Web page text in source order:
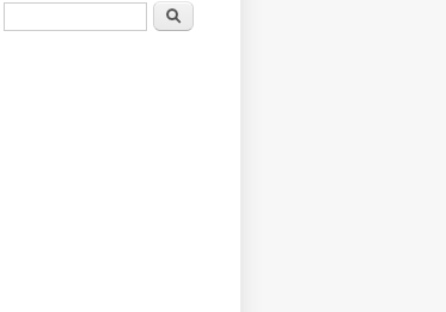
Search form